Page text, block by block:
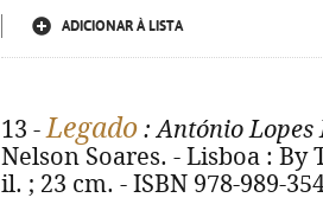
ADICIONAR À LISTA
13 -Legado : António Lopes
Nelson Soares. - Lisboa : By
il. ; 23 cm. - ISBN 978-989-